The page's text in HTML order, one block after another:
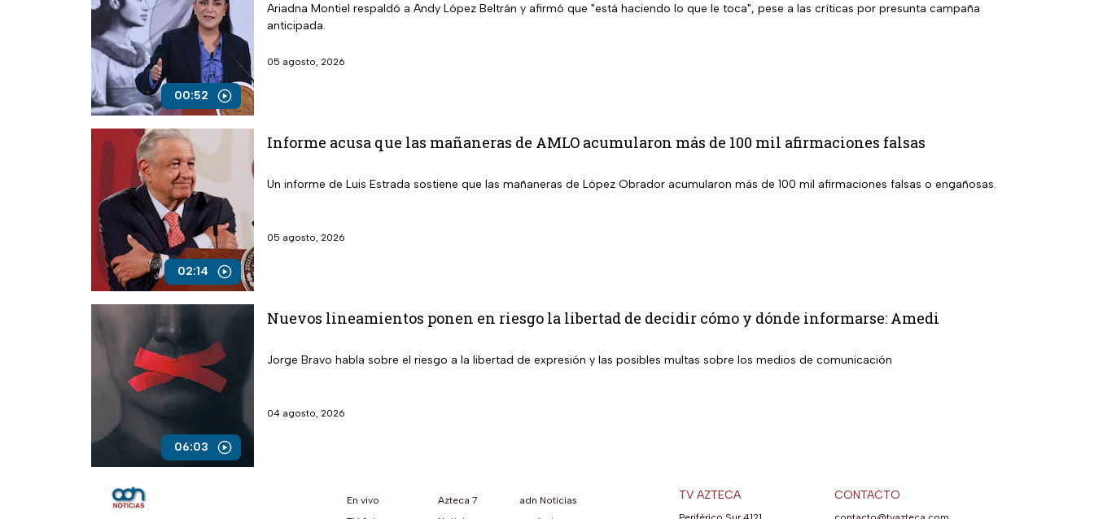
00:52
Ariadna Montiel respaldó a Andy López Beltrán y afirmó que "está haciendo lo que le toca", pese a las críticas por presunta campaña
anticipada.
05 agosto, 2026
02:14
Informe acusa que las mañaneras de AMLO acumularon más de 100 mil afirmaciones falsas
Un informe de Luis Estrada sostiene que las mañaneras de López Obrador acumularon más de 100 mil afirmaciones falsas o engañosas.
05 agosto, 2026
06:03
Nuevos lineamientos ponen en riesgo la libertad de decidir cómo y dónde informarse: Amedi
Jorge Bravo habla sobre el riesgo a la libertad de expresión y las posibles multas sobre los medios de comunicación
04 agosto, 2026
En vivo
Azteca 7
adn Noticias
TV AZTECA CONTACTO